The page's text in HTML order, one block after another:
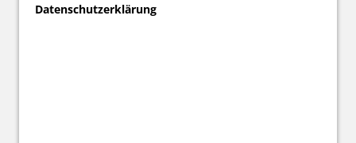
Datenschutzerklärung